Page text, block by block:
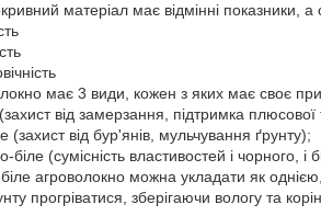
матеріал має відмінні показники, а
має 3 види, кожен з яких має своє
від замерзання, підтримка
(захист від бур'янів, мульчування ґрунту);
біле (сумісність властивостей і чорного, і
агроволокно можна укладати як
прогріватися, зберігаючи вологу та